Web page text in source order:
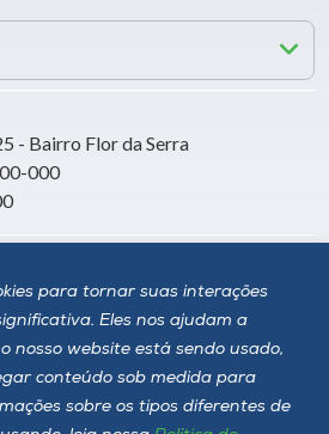
para tornar suas interações
Eles nos ajudam a
nosso website está sendo usado,
conteúdo sob medida para
sobre os tipos diferentes de
- Bairro Flor da Serra
000